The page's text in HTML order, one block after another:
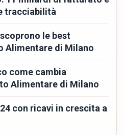
tracciabilità
le best
Alimentare di Milano
come cambia
Alimentare di Milano
con ricavi in crescita a